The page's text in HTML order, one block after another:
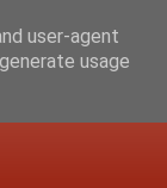
user-agent
usage